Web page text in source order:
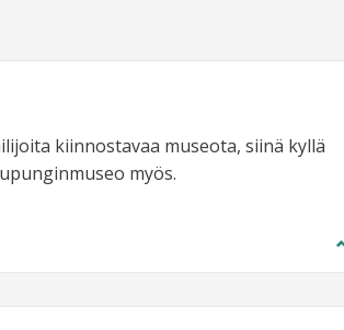
kiinnostavaa museota, siinä kyllä
myös.